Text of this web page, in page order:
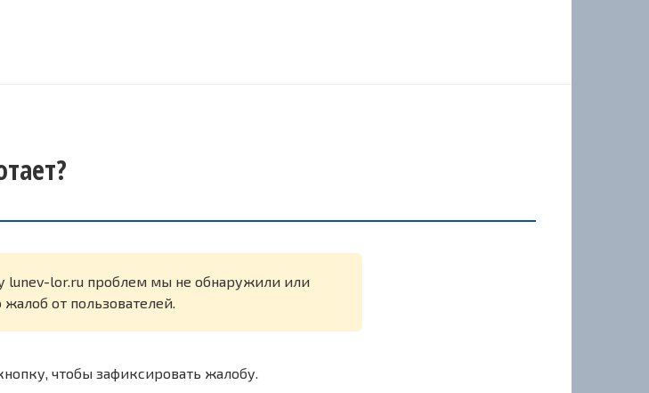
у lunev-lor.ru проблем мы не обнаружили или
от пользователей.
чтобы зафиксировать жалобу.